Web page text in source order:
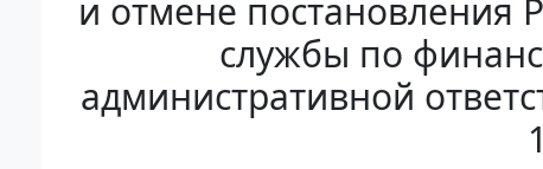
и отмене постановления
службы по
административной